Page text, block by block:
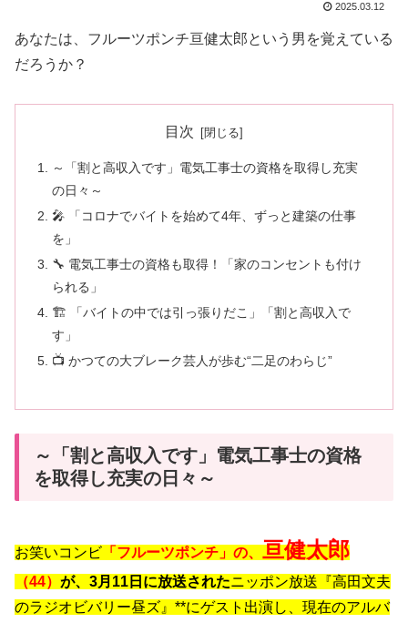
2025.03.12
あなたは、フルーツポンチ亘健太郎という男を覚えている
だろうか？
目次
～「割と高収入です」電気工事士の資格を取得し充実
の日々～
🎤 「コロナでバイトを始めて4年、ずっと建築の仕事
を」
🔧 電気工事士の資格も取得！「家のコンセントも付け
られる」
🏗️ 「バイトの中では引っ張りだこ」「割と高収入で
す」
📺 かつての大ブレーク芸人が歩む“二足のわらじ”
～「割と高収入です」電気工事士の資格
を取得し充実の日々～
お笑いコンビ 「フルーツポンチ」の、 亘健太郎
（44） が、3月11日に放送されたニッポン放送『高田文夫
のラジオビバリー昼ズ』**にゲスト出演し、現在のアルバ